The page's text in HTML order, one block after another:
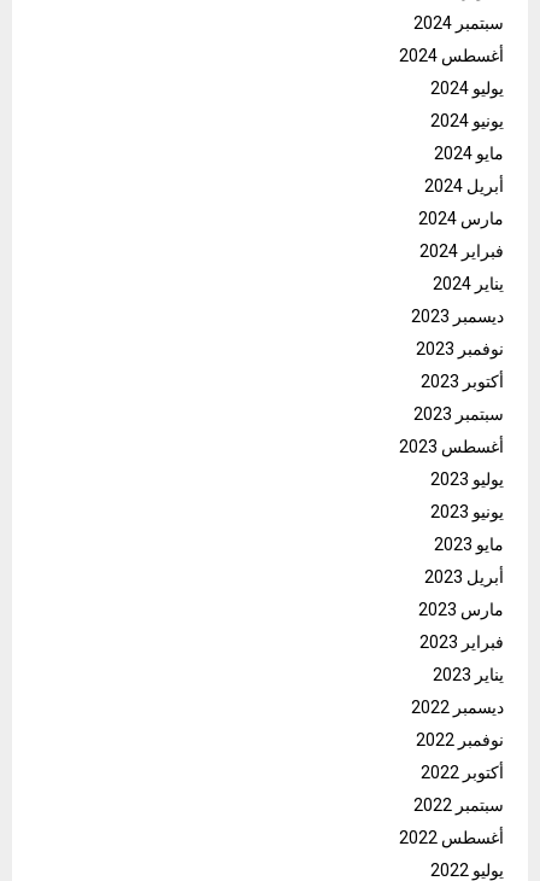
سبتمبر 2024
أغسطس 2024
يوليو 2024
يونيو 2024
مايو 2024
أبريل 2024
مارس 2024
فبراير 2024
يناير 2024
ديسمبر 2023
نوفمبر 2023
أكتوبر 2023
سبتمبر 2023
أغسطس 2023
يوليو 2023
يونيو 2023
مايو 2023
أبريل 2023
مارس 2023
فبراير 2023
يناير 2023
ديسمبر 2022
نوفمبر 2022
أكتوبر 2022
سبتمبر 2022
أغسطس 2022
يوليو 2022